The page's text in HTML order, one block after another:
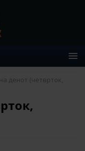
денот (четврток,